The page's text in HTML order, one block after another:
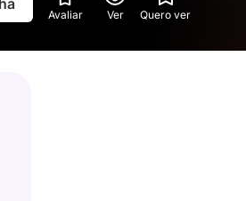
Avaliar Ver Quero ver